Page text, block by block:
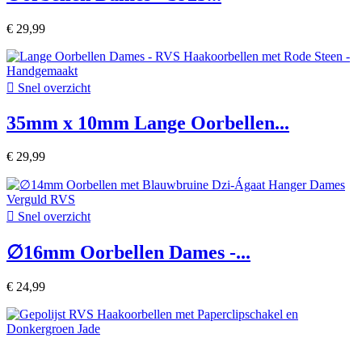
€ 29,99
 Snel overzicht
35mm x 10mm Lange Oorbellen...
€ 29,99
 Snel overzicht
∅16mm Oorbellen Dames -...
€ 24,99